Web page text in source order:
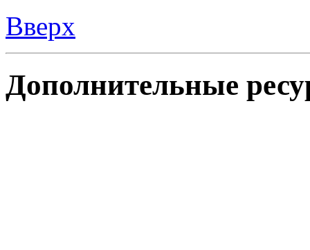
Вверх
Дополнительные